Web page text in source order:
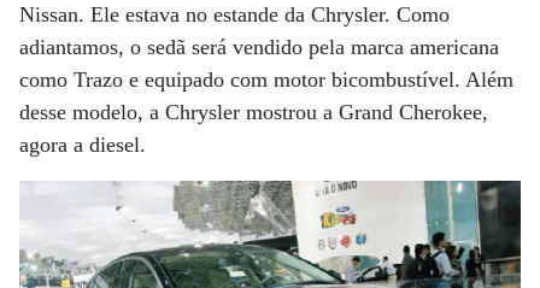
Nissan. Ele estava no estande da Chrysler. Como
adiantamos, o sedã será vendido pela marca americana
como Trazo e equipado com motor bicombustível. Além
desse modelo, a Chrysler mostrou a Grand Cherokee,
agora a diesel.